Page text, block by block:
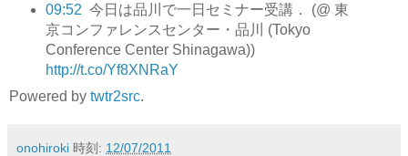
09:52 今日は品川で一日セミナー受講． (@ 東
京コンファレンスセンター・品川 (Tokyo
Conference Center Shinagawa))
http://t.co/Yf8XNRaY
Powered by twtr2src.
onohiroki 時刻: 12/07/2011